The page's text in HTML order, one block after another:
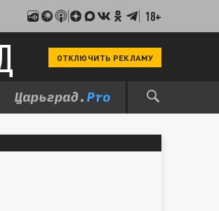
18+
ОТКЛЮЧИТЬ РЕКЛАМУ